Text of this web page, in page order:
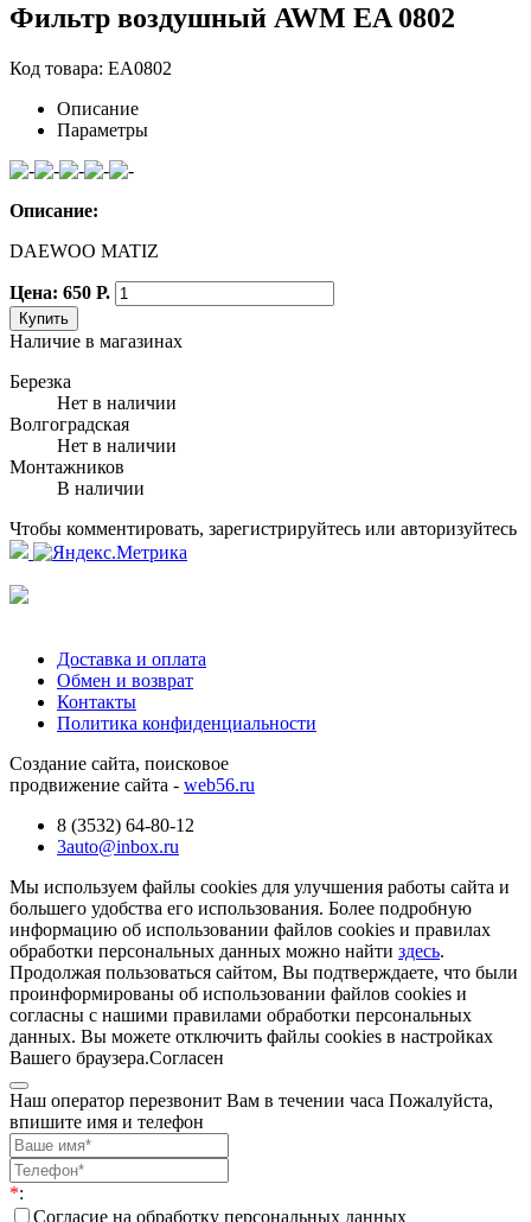
Фильтр воздушный AWM EA 0802
Код товара: ЕА0802
Описание
Параметры
Описание:
DAEWOO MATIZ
Цена: 650 Р.
Купить
Наличие в магазинах
Березка
Нет в наличии
Волгоградская
Нет в наличии
Монтажников
В наличии
Чтобы комментировать, зарегистрируйтесь или авторизуйтесь
Доставка и оплата
Обмен и возврат
Контакты
Политика конфиденциальности
Создание сайта, поисковое
продвижение сайта - web56.ru
8 (3532) 64-80-12
3auto@inbox.ru
Мы используем файлы cookies для улучшения работы сайта и
большего удобства его использования. Более подробную
информацию об использовании файлов cookies и правилах
обработки персональных данных можно найти здесь.
Продолжая пользоваться сайтом, Вы подтверждаете, что были
проинформированы об использовании файлов cookies и
согласны с нашими правилами обработки персональных
данных. Вы можете отключить файлы cookies в настройках
Вашего браузера.Согласен
Наш оператор перезвонит Вам в течении часа Пожалуйста,
впишите имя и телефон
*:
Согласие на обработку персональных данных